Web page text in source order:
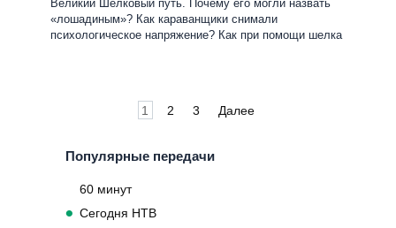
записей
Популярные передачи
Вести 20 00
Время 21 00
Новости РБК
Большая игра